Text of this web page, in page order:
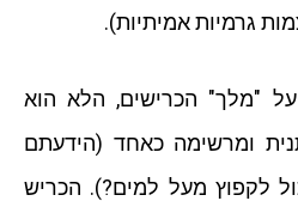
גרמיות אמיתיות).
"מלך" הכרישים, הלא הוא
ומרשימה כאחד (הידעתם
לקפוץ מעל למים?). הכריש